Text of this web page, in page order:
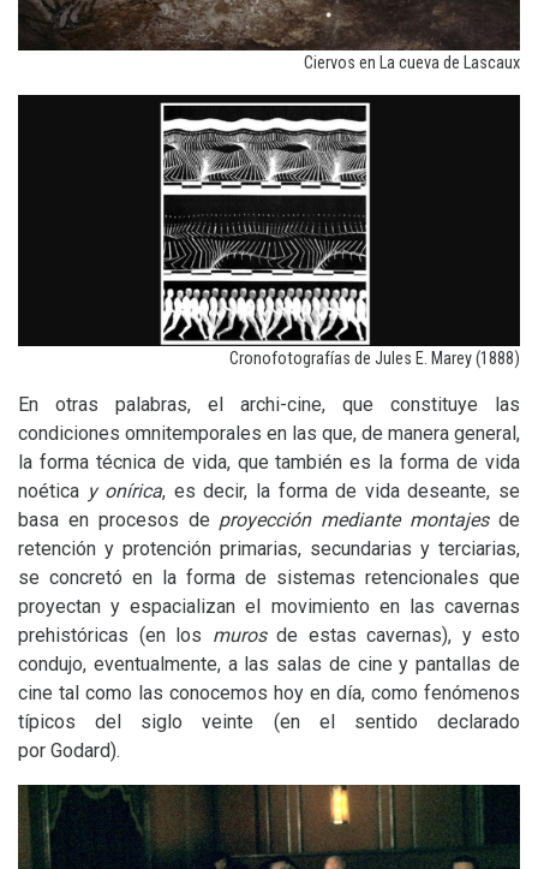
Ciervos en La cueva de Lascaux
Cronofotografías de Jules E. Marey (1888)
En otras palabras, el archi-cine, que constituye las
condiciones omnitemporales en las que, de manera general,
la forma técnica de vida, que también es la forma de vida
noética y onírica, es decir, la forma de vida deseante, se
basa en procesos de proyección mediante montajesde
retención y protención primarias, secundarias y terciarias,
se concretó en la forma de sistemas retencionales que
proyectan y espacializan el movimiento en las cavernas
prehistóricas (en los murosde estas cavernas), y esto
condujo, eventualmente, a las salas de cine y pantallas de
cine tal como las conocemos hoy en día, como fenómenos
típicos del siglo veinte (en el sentido declarado
por Godard).